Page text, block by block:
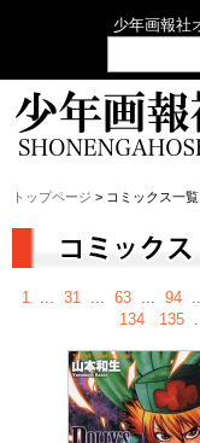
少年画報社
トップページ > コミックス一覧
1 ... 31 ... 63 ... 94
134
135